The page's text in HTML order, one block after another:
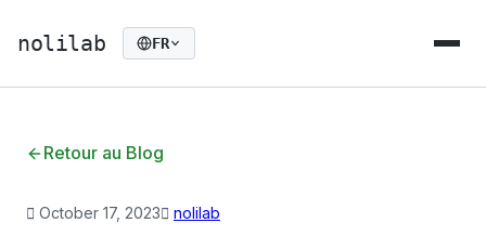
nolilab FR
Retour au Blog
October 17, 2023 nolilab